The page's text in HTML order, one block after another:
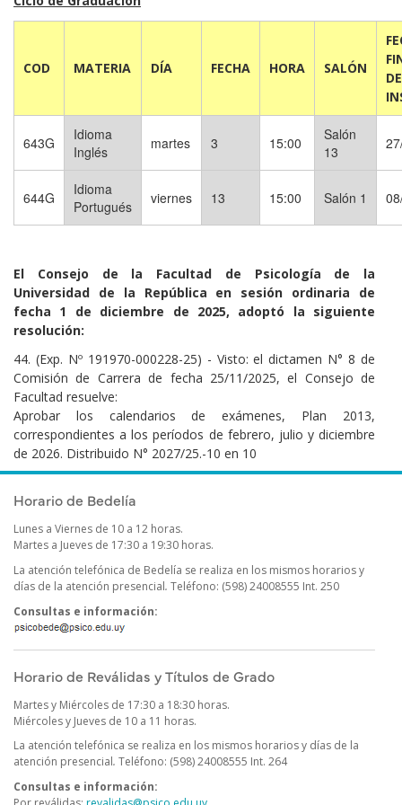
Horario de Bedelía
Lunes a Viernes de 10 a 12 horas.
Martes a Jueves de 17:30 a 19:30 horas.
La atención telefónica de Bedelía se realiza en los mismos horarios y
días de la atención presencial. Teléfono: (598) 24008555 Int. 250
Consultas e información:
Horario de Reválidas y Títulos de Grado
Martes y Miércoles de 17:30 a 18:30 horas.
Miércoles y Jueves de 10 a 11 horas.
La atención telefónica se realiza en los mismos horarios y días de la
atención presencial. Teléfono: (598) 24008555 Int. 264
Consultas e información:
COD MATERIA DÍA FECHA HORA SALÓN
DE
643G
Idioma
Inglés
martes 3 15:00
Salón
13
644G
Idioma
Portugués
viernes 13 15:00 Salón 1
El Consejo de la Facultad de Psicología de la
Universidad de la República en sesión ordinaria de
fecha 1 de diciembre de 2025, adoptó la siguiente
resolución:
44. (Exp. Nº 191970-000228-25) - Visto: el dictamen N° 8 de
Comisión de Carrera de fecha 25/11/2025, el Consejo de
Facultad resuelve:
Aprobar los calendarios de exámenes, Plan 2013,
correspondientes a los períodos de febrero, julio y diciembre
de 2026. Distribuido N° 2027/25.-10 en 10
Publicado elMartes 23 Diciembre, 2025